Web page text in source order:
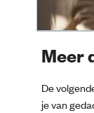
Meer
De
je van